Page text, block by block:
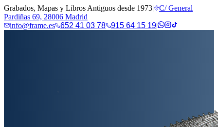
Grabados, Mapas y Libros Antiguos desde 1973|
C/ General
Pardiñas 69, 28006 Madrid
info@frame.es
652 41 03 78 915 64 15 19|